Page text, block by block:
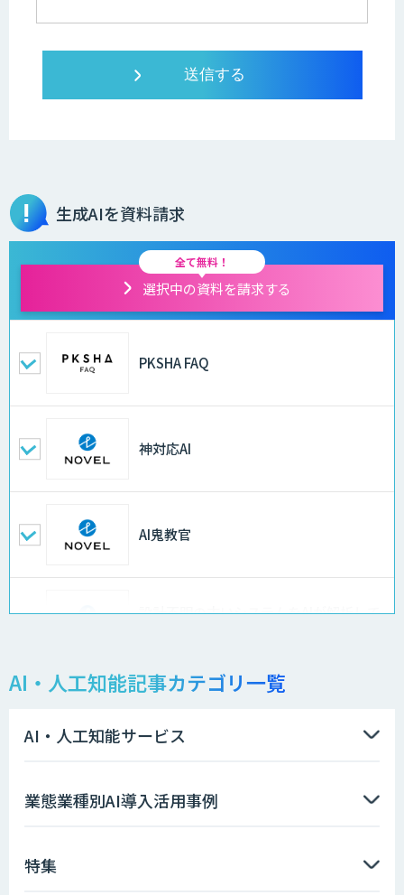
生成AIを資料請求
全て無料！
選択中の資料を請求する
PKSHA FAQ
神対応AI
AI鬼教官
設計不明の古いシステムをAIが解析して
AIエージェント開発支援
AIエンジニアアカデミー（バイブコーデ
AI・人工知能記事カテゴリ一覧
AI・人工知能サービス
業態業種別AI導入活用事例
特集